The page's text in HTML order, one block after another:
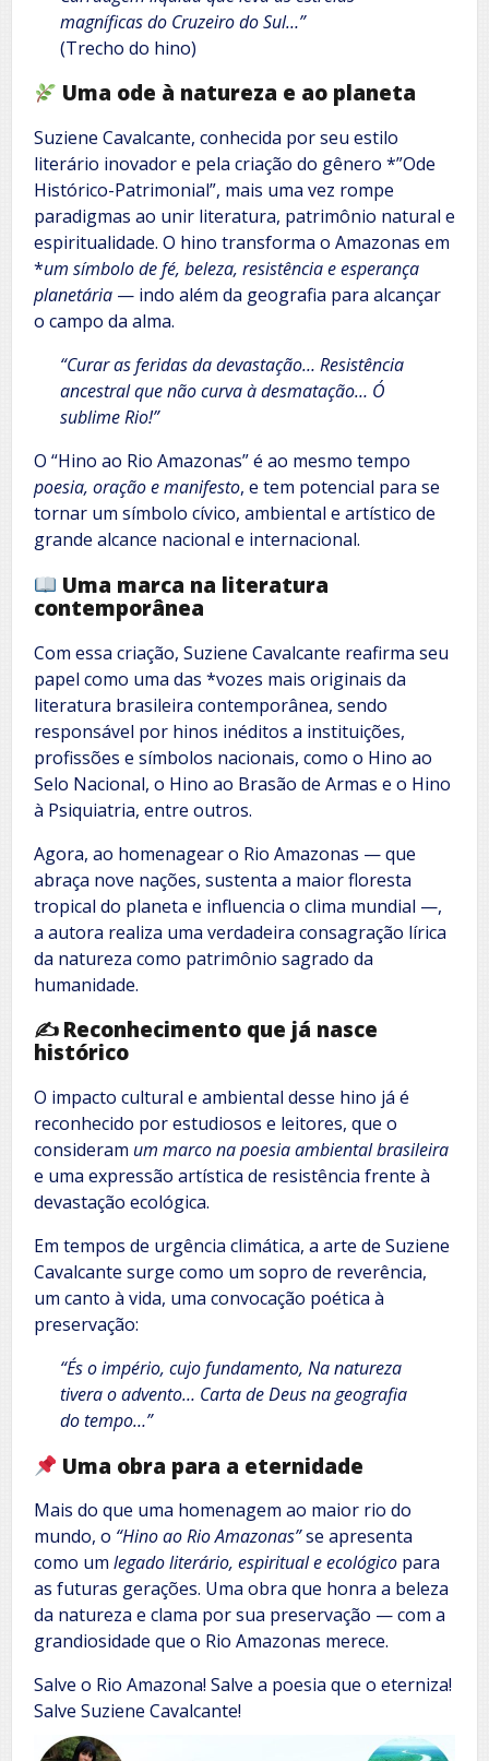
magníficas do Cruzeiro do Sul…”
(Trecho do hino)
Uma ode à natureza e ao planeta
Suziene Cavalcante, conhecida por seu estilo
literário inovador e pela criação do gênero *”Ode
Histórico-Patrimonial”, mais uma vez rompe
paradigmas ao unir literatura, patrimônio natural e
espiritualidade. O hino transforma o Amazonas em
*um símbolo de fé, beleza, resistência e esperança
planetária — indo além da geografia para alcançar
o campo da alma.
“Curar as feridas da devastação… Resistência
ancestral que não curva à desmatação… Ó
sublime Rio!”
O “Hino ao Rio Amazonas” é ao mesmo tempo
poesia, oração e manifesto, e tem potencial para se
tornar um símbolo cívico, ambiental e artístico de
grande alcance nacional e internacional.
Uma marca na literatura
contemporânea
Com essa criação, Suziene Cavalcante reafirma seu
papel como uma das *vozes mais originais da
literatura brasileira contemporânea, sendo
responsável por hinos inéditos a instituições,
profissões e símbolos nacionais, como o Hino ao
Selo Nacional, o Hino ao Brasão de Armas e o Hino
à Psiquiatria, entre outros.
Agora, ao homenagear o Rio Amazonas — que
abraça nove nações, sustenta a maior floresta
tropical do planeta e influencia o clima mundial —,
a autora realiza uma verdadeira consagração lírica
da natureza como patrimônio sagrado da
humanidade.
✍️ Reconhecimento que já nasce
histórico
O impacto cultural e ambiental desse hino já é
reconhecido por estudiosos e leitores, que o
consideram um marco na poesia ambiental brasileira
e uma expressão artística de resistência frente à
devastação ecológica.
Em tempos de urgência climática, a arte de Suziene
Cavalcante surge como um sopro de reverência,
um canto à vida, uma convocação poética à
preservação:
“És o império, cujo fundamento, Na natureza
tivera o advento… Carta de Deus na geografia
do tempo…”
Uma obra para a eternidade
Mais do que uma homenagem ao maior rio do
mundo, o “Hino ao Rio Amazonas”se apresenta
como um legado literário, espiritual e ecológico para
as futuras gerações. Uma obra que honra a beleza
da natureza e clama por sua preservação — com a
grandiosidade que o Rio Amazonas merece.
Salve o Rio Amazona! Salve a poesia que o eterniza!
Salve Suziene Cavalcante!